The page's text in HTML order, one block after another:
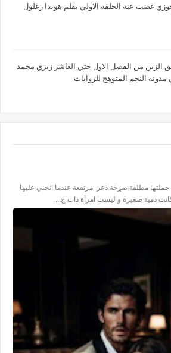
غصب عنه الحلقه الاولي بقلم هويدا زغلول
الزين من الفصل الاول حتي العاشر زيزي محمد
مدونة النجم المتوهج للروايات
مطلقة صړخة ذعر مرتفعة عندما انحني عليها
كانت دمية صغيرة و ليست امرأة ذات ج…